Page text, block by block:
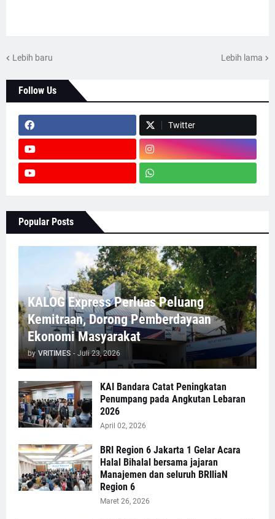
Lebih baru Lebih lama
Follow Us
Twitter
Popular Posts
KALOG Express Perluas Peluang
Kemitraan, Dorong Pemberdayaan
Ekonomi Masyarakat
by VRITIMES - Juli 23, 2026
KAI Bandara Catat Peningkatan
Penumpang pada Angkutan Lebaran
2026
April 02, 2026
BRI Region 6 Jakarta 1 Gelar Acara
Halal Bihalal bersama jajaran
Manajemen dan seluruh BRIliaN
Region 6
Maret 26, 2026